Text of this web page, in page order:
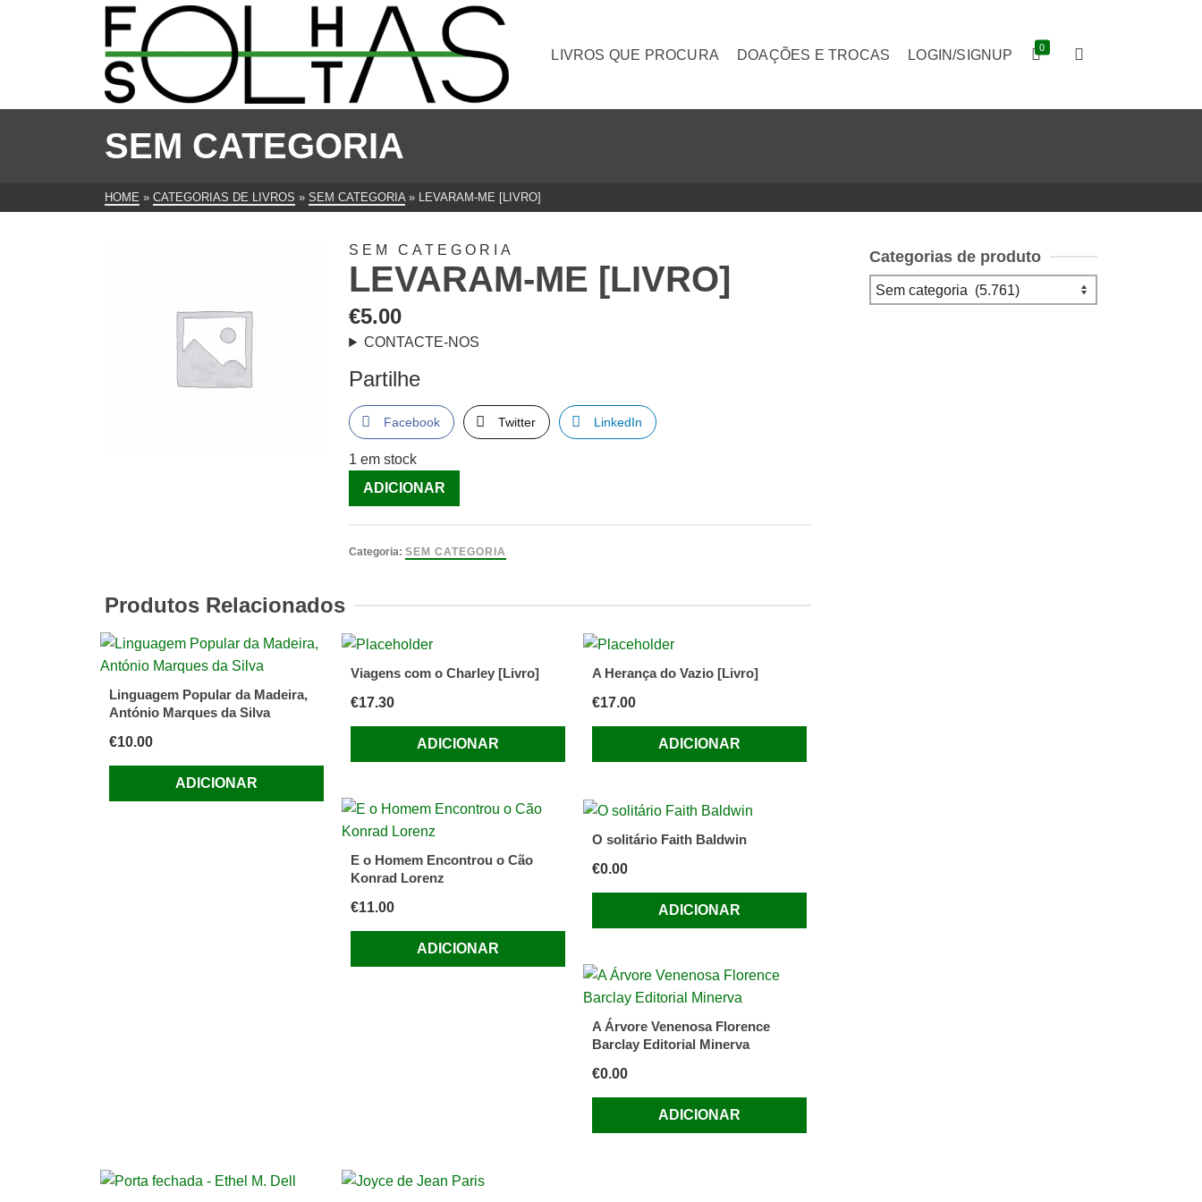
LIVROS QUE PROCURA DOAÇÕES E TROCAS LOGIN/SIGNUP 0
SEM CATEGORIA
HOME » CATEGORIAS DE LIVROS » SEM CATEGORIA » LEVARAM-ME [LIVRO]
SEM CATEGORIA
LEVARAM-ME [LIVRO]
€5.00
CONTACTE-NOS
Partilhe
Facebook Twitter LinkedIn
1 em stock
Quantidade
de
me
ADICIONAR
Categoria:SEM CATEGORIA
Produtos Relacionados
Linguagem Popular da Madeira,
António Marques da Silva
€10.00
ADICIONAR
Viagens com o Charley [Livro]
€17.30
ADICIONAR
A Herança do Vazio [Livro]
€17.00
ADICIONAR
E o Homem Encontrou o Cão
Konrad Lorenz
€11.00
ADICIONAR
O solitário Faith Baldwin
€0.00
ADICIONAR
A Árvore Venenosa Florence
Barclay Editorial Minerva
€0.00
ADICIONAR
Categorias de produto